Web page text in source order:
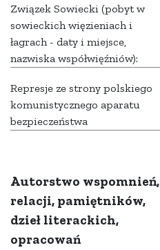
Związek Sowiecki (pobyt w
sowieckich więzieniach i
łagrach - daty i miejsce,
nazwiska współwięźniów):
Represje ze strony polskiego
komunistycznego aparatu
bezpieczeństwa
Autorstwo wspomnień,
relacji, pamiętników,
dzieł literackich,
opracowań